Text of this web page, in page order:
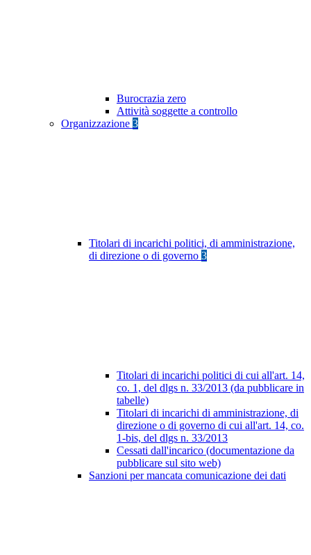
Burocrazia zero
Attività soggette a controllo
Organizzazione 3
Titolari di incarichi politici, di amministrazione,
di direzione o di governo 3
Titolari di incarichi politici di cui all'art. 14,
co. 1, del dlgs n. 33/2013 (da pubblicare in
tabelle)
Titolari di incarichi di amministrazione, di
direzione o di governo di cui all'art. 14, co.
1-bis, del dlgs n. 33/2013
Cessati dall'incarico (documentazione da
pubblicare sul sito web)
Sanzioni per mancata comunicazione dei dati